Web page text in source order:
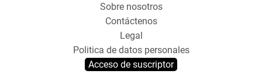
Sobre nosotros
Contáctenos
Legal
Politica de datos personales
Acceso de suscriptor